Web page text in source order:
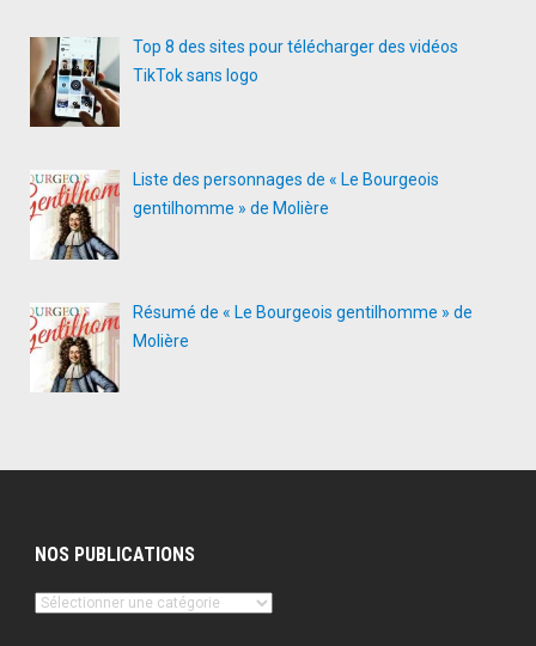
Top 8 des sites pour télécharger des vidéos
TikTok sans logo
Liste des personnages de « Le Bourgeois
gentilhomme » de Molière
Résumé de « Le Bourgeois gentilhomme » de
Molière
NOS PUBLICATIONS
Nos